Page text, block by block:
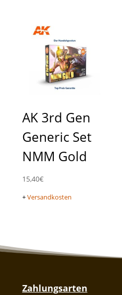
AK 3rd Gen
Generic Set
NMM Gold
15,40€
+Versandkosten
Zahlungsarten